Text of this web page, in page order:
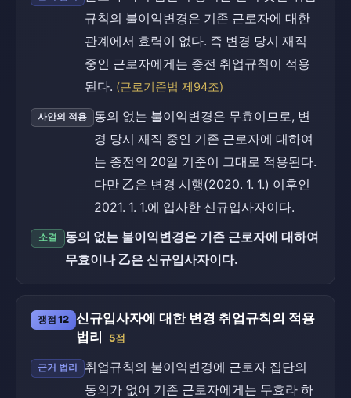
규칙의 불이익변경은 기존 근로자에 대한
관계에서 효력이 없다. 즉 변경 당시 재직
중인 근로자에게는 종전 취업규칙이 적용
된다. (근로기준법 제94조)
사안의 적용
동의 없는 불이익변경은 무효이므로, 변
경 당시 재직 중인 기존 근로자에 대하여
는 종전의 20일 기준이 그대로 적용된다.
다만 乙은 변경 시행(2020. 1. 1.) 이후인
2021. 1. 1.에 입사한 신규입사자이다.
소결
동의 없는 불이익변경은 기존 근로자에 대하여
무효이나 乙은 신규입사자이다.
쟁점 12 신규입사자에 대한 변경 취업규칙의 적용
법리
5점
근거 법리
취업규칙의 불이익변경에 근로자 집단의
동의가 없어 기존 근로자에게는 무효라 하